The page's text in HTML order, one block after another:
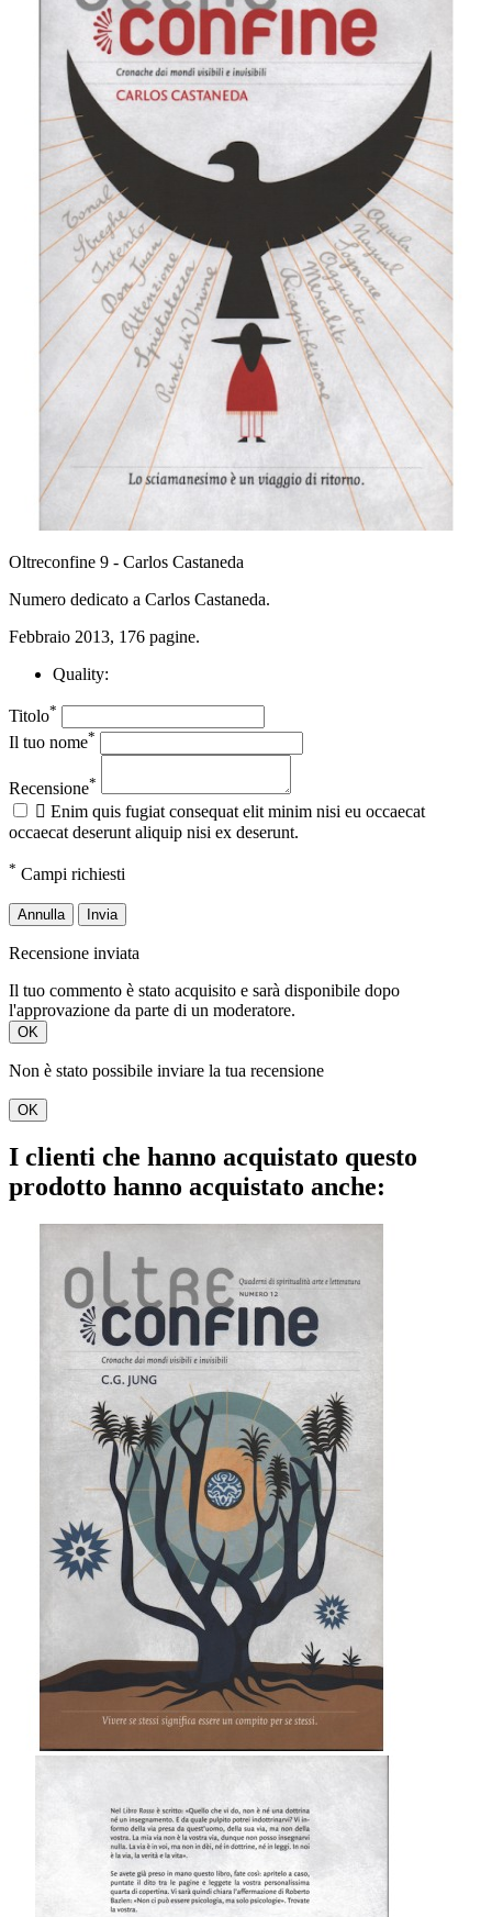
Oltreconfine 9 - Carlos Castaneda
Numero dedicato a Carlos Castaneda.
Febbraio 2013, 176 pagine.
Quality:
Titolo*
Il tuo nome*
Recensione*
 Enim quis fugiat consequat elit minim nisi eu occaecat
occaecat deserunt aliquip nisi ex deserunt.
* Campi richiesti
Annulla Invia
Recensione inviata
Il tuo commento è stato acquisito e sarà disponibile dopo
l'approvazione da parte di un moderatore.
OK
Non è stato possibile inviare la tua recensione
OK
I clienti che hanno acquistato questo
prodotto hanno acquistato anche: